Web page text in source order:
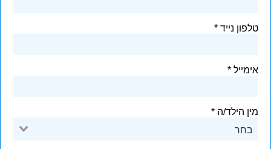
טלפון נייד
אימייל
מין הילד/ה
בחר